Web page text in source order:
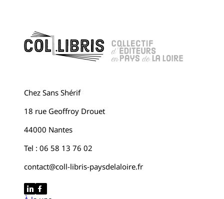
Chez Sans Shérif
18 rue Geoffroy Drouet
44000 Nantes
Tel : 06 58 13 76 02
contact@coll-libris-paysdelaloire.fr